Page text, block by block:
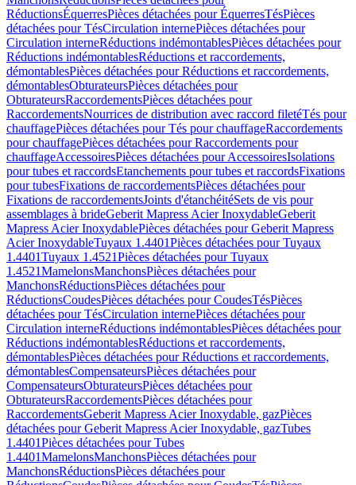
RéductionsÉquerresPièces détachées pour ÉquerresTésPièces
détachées pour TésCirculation internePièces détachées pour
Circulation interneRéductions indémontablesPièces détachées pour
Réductions indémontablesRéductions et raccordements,
démontablesPièces détachées pour Réductions et raccordements,
démontablesObturateursPièces détachées pour
ObturateursRaccordementsPièces détachées pour
RaccordementsNourrices de distribution avec raccord filetéTés pour
chauffagePièces détachées pour Tés pour chauffageRaccordements
pour chauffagePièces détachées pour Raccordements pour
chauffageAccessoiresPièces détachées pour AccessoiresIsolations
pour tubes et raccordsEtanchements pour tubes et raccordsFixations
pour tubesFixations de raccordementsPièces détachées pour
Fixations de raccordementsJoints d'étanchéitéSets de vis pour
assemblages à brideGeberit Mapress Acier InoxydableGeberit
Mapress Acier InoxydablePièces détachées pour Geberit Mapress
Acier InoxydableTuyaux 1.4401Pièces détachées pour Tuyaux
1.4401Tuyaux 1.4521Pièces détachées pour Tuyaux
1.4521MamelonsManchonsPièces détachées pour
ManchonsRéductionsPièces détachées pour
RéductionsCoudesPièces détachées pour CoudesTésPièces
détachées pour TésCirculation internePièces détachées pour
Circulation interneRéductions indémontablesPièces détachées pour
Réductions indémontablesRéductions et raccordements,
démontablesPièces détachées pour Réductions et raccordements,
démontablesCompensateursPièces détachées pour
CompensateursObturateursPièces détachées pour
ObturateursRaccordementsPièces détachées pour
RaccordementsGeberit Mapress Acier Inoxydable, gazPièces
détachées pour Geberit Mapress Acier Inoxydable, gazTubes
1.4401Pièces détachées pour Tubes
1.4401MamelonsManchonsPièces détachées pour
ManchonsRéductionsPièces détachées pour